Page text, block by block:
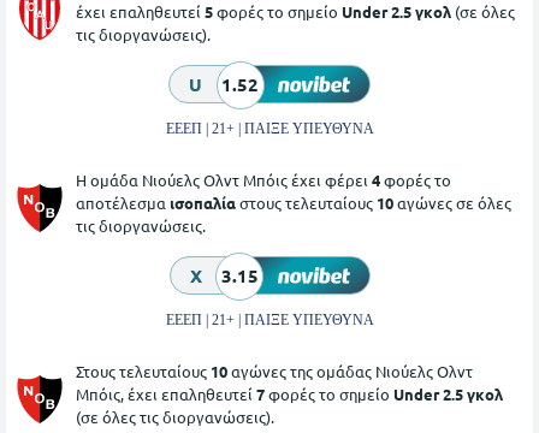
έχει επαληθευτεί 5φορές το σημείο Under 2.5 γκολ (σε όλες
τις διοργανώσεις).
U 1.52
ΕΕΕΠ | 21+ | ΠΑΙΞΕ ΥΠΕΥΘΥΝΑ
Η ομάδα Νιούελς Ολντ Μπόις έχει φέρει 4φορές το
αποτέλεσμα ισοπαλίαστους τελευταίους 10αγώνες σε όλες
τις διοργανώσεις.
X 3.15
ΕΕΕΠ | 21+ | ΠΑΙΞΕ ΥΠΕΥΘΥΝΑ
Στους τελευταίους 10αγώνες της ομάδας Νιούελς Ολντ
Μπόις, έχει επαληθευτεί 7φορές το σημείο Under 2.5 γκολ
(σε όλες τις διοργανώσεις).